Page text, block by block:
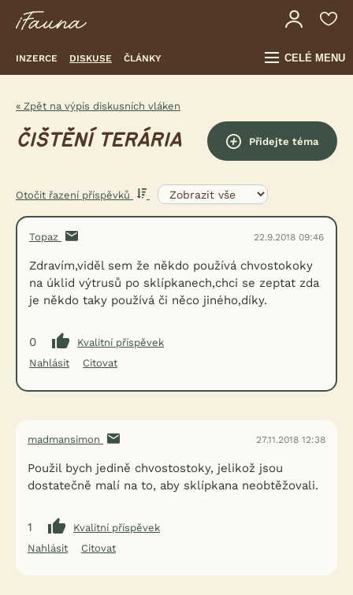
INZERCE DISKUSE ČLÁNKY CELÉ MENU
« Zpět na výpis diskusních vláken
ČIŠTĚNÍ TERÁRIA Přidejte téma
Otočit řazení příspěvků
Topaz 22.9.2018 09:46
Zdravím,viděl sem že někdo používá chvostokoky
na úklid výtrusů po sklípkanech,chci se zeptat zda
je někdo taky používá či něco jiného,díky.
0
Kvalitní příspěvek
Nahlásit
Citovat
madmansimon 27.11.2018 12:38
Použil bych jedině chvostostoky, jelikož jsou
dostatečně malí na to, aby sklípkana neobtěžovali.
1
Kvalitní příspěvek
Nahlásit
Citovat